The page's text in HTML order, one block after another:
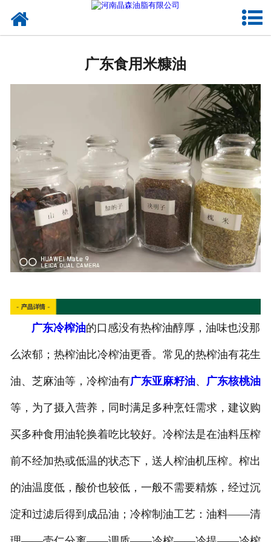
广东来料代工
广东食用米糠油
广东冷榨油的口感没有热榨油醇厚，油味也没那
么浓郁；热榨油比冷榨油更香。常见的热榨油有花生
油、芝麻油等，冷榨油有广东亚麻籽油、 广东核桃油
等，为了摄入营养，同时满足多种烹饪需求，建议购
买多种食用油轮换着吃比较好。冷榨法是在油料压榨
前不经加热或低温的状态下，送人榨油机压榨。榨出
的油温度低，酸价也较低，一般不需要精炼，经过沉
淀和过滤后得到成品油；冷榨制油工艺：油料——清